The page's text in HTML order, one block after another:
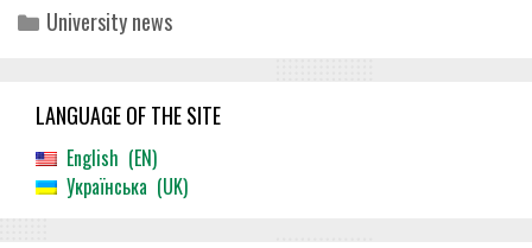
Categories
University news
LANGUAGE OF THE SITE
English
EN
Українська
UK